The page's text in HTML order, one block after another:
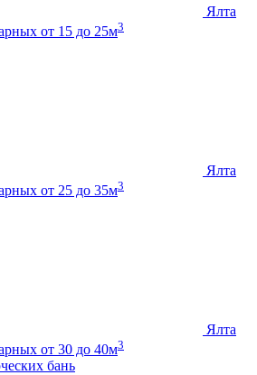
Ялта
от 15 до 25м3
Ялта
от 25 до 35м3
Ялта
от 30 до 40м3
бань